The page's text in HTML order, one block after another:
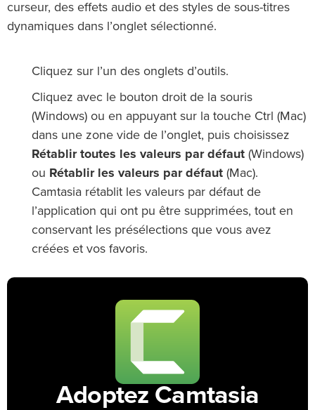
curseur, des effets audio et des styles de sous-titres
dynamiques dans l’onglet sélectionné.
Cliquez sur l’un des onglets d’outils.
Cliquez avec le bouton droit de la souris
(Windows) ou en appuyant sur la touche Ctrl (Mac)
dans une zone vide de l’onglet, puis choisissez
Rétablir toutes les valeurs par défaut (Windows)
ou Rétablir les valeurs par défaut (Mac).
Camtasia rétablit les valeurs par défaut de
l’application qui ont pu être supprimées, tout en
conservant les présélections que vous avez
créées et vos favoris.
Adoptez Camtasia